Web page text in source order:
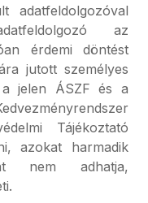
adatfeldolgozóval
az
érdemi döntést
jutott személyes
jelen ÁSZF és a
Tájékoztató
azokat harmadik
nem adhatja,